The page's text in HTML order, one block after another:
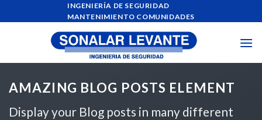
to
INGENIERÍA DE SEGURIDAD
MANTENIMIENTO COMUNIDADES
AMAZING BLOG POSTS ELEMENT
Display your Blog posts in many different